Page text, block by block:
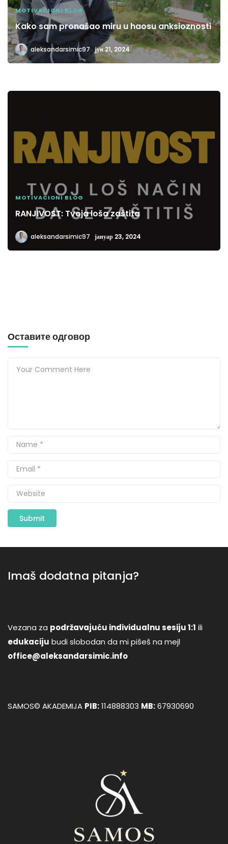
MOTIVACIONI BLOG
Kako sam pronašao miru u haosu anksioznosti
aleksandarsimic97 јун 21, 2024
MOTIVACIONI BLOG
RANJIVOST: Tvoja loša zaštita
aleksandarsimic97 јануар 23, 2024
Оставите одговор
Imaš dodatna pitanja?
Vezana za podržavajuću individualnu sesiju 1:1 ili
edukaciju budi slobodan da mi pišeš na mejl
office@aleksandarsimic.info
SAMOS© AKADEMIJA PIB:114888303 MB:67930690